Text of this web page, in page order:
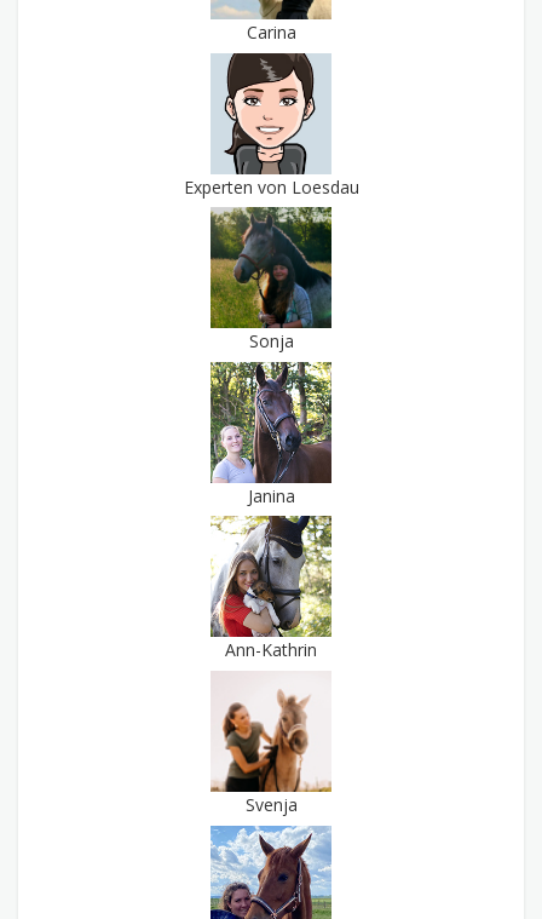
Carina
Experten von Loesdau
Sonja
Janina
Ann-Kathrin
Svenja